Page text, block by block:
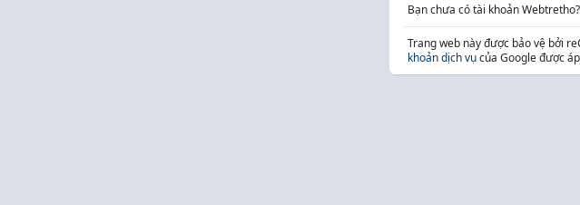
Bạn chưa có tài khoản Webtretho?
Trang web này được bảo vệ bởi
khoản dịch vụcủa Google được